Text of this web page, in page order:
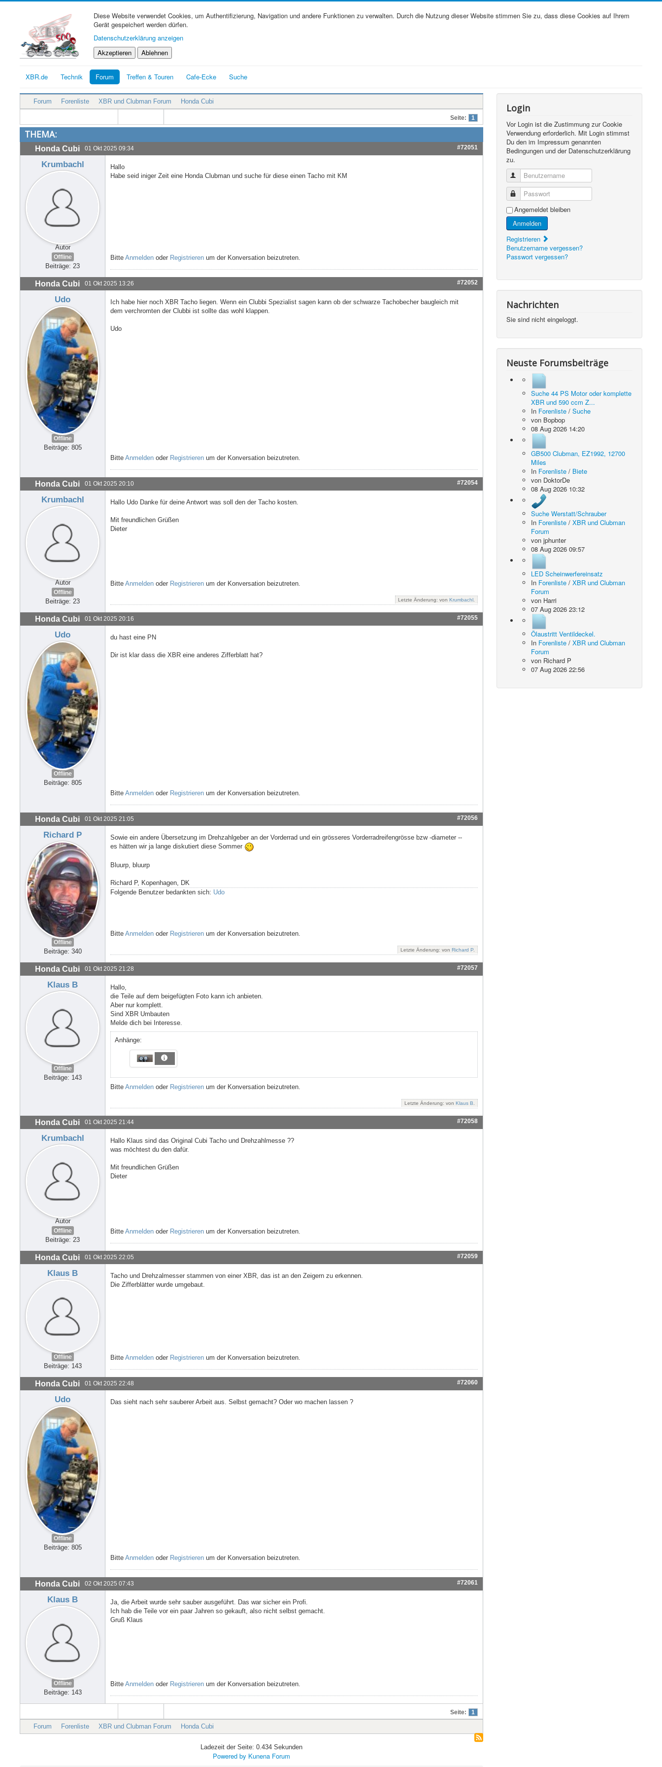
Diese Website verwendet Cookies, um Authentifizierung, Navigation und andere Funktionen zu verwalten. Durch die Nutzung dieser Website stimmen Sie zu, dass diese Cookies auf Ihrem
Gerät gespeichert werden dürfen.
Datenschutzerklärung anzeigen
Akzeptieren
Ablehnen
XBR.de Technik Forum Treffen & Touren Cafe-Ecke Suche
Forum Forenliste XBR und Clubman Forum Honda Cubi
Seite: 1
THEMA:
Honda Cubi 01 Okt 2025 09:34 #72051
Krumbachl
Autor
Offline
Beiträge: 23
Hallo
Habe seid iniger Zeit eine Honda Clubman und suche für diese einen Tacho mit KM
Bitte Anmelden oder Registrieren um der Konversation beizutreten.
Honda Cubi 01 Okt 2025 13:26 #72052
Udo
Offline
Beiträge: 805
Ich habe hier noch XBR Tacho liegen. Wenn ein Clubbi Spezialist sagen kann ob der schwarze Tachobecher baugleich mit
dem verchromten der Clubbi ist sollte das wohl klappen.
Udo
Bitte Anmelden oder Registrieren um der Konversation beizutreten.
Honda Cubi 01 Okt 2025 20:10 #72054
Krumbachl
Autor
Offline
Beiträge: 23
Hallo Udo Danke für deine Antwort was soll den der Tacho kosten.
Mit freundlichen Grüßen
Dieter
Bitte Anmelden oder Registrieren um der Konversation beizutreten.
Letzte Änderung: von Krumbachl
Honda Cubi 01 Okt 2025 20:16 #72055
Udo
Offline
Beiträge: 805
du hast eine PN
Dir ist klar dass die XBR eine anderes Zifferblatt hat?
Bitte Anmelden oder Registrieren um der Konversation beizutreten.
Honda Cubi 01 Okt 2025 21:05 #72056
Richard P
Offline
Beiträge: 340
Sowie ein andere Übersetzung im Drehzahlgeber an der Vorderrad und ein grösseres Vorderradreifengrösse bzw -diameter --
es hätten wir ja lange diskutiert diese Sommer
Bluurp, bluurp
Richard P, Kopenhagen, DK
Folgende Benutzer bedankten sich: Udo
Bitte Anmelden oder Registrieren um der Konversation beizutreten.
Letzte Änderung: von Richard P
Honda Cubi 01 Okt 2025 21:28 #72057
Klaus B
Offline
Beiträge: 143
Hallo,
die Teile auf dem beigefügten Foto kann ich anbieten.
Aber nur komplett.
Sind XBR Umbauten
Melde dich bei Interesse.
Anhänge:
Bitte Anmelden oder Registrieren um der Konversation beizutreten.
Letzte Änderung: von Klaus B
Honda Cubi 01 Okt 2025 21:44 #72058
Krumbachl
Autor
Offline
Beiträge: 23
Hallo Klaus sind das Original Cubi Tacho und Drehzahlmesse ??
was möchtest du den dafür.
Mit freundlichen Grüßen
Dieter
Bitte Anmelden oder Registrieren um der Konversation beizutreten.
Honda Cubi 01 Okt 2025 22:05 #72059
Klaus B
Offline
Beiträge: 143
Tacho und Drehzalmesser stammen von einer XBR, das ist an den Zeigern zu erkennen.
Die Zifferblätter wurde umgebaut.
Bitte Anmelden oder Registrieren um der Konversation beizutreten.
Honda Cubi 01 Okt 2025 22:48 #72060
Udo
Offline
Beiträge: 805
Das sieht nach sehr sauberer Arbeit aus. Selbst gemacht? Oder wo machen lassen ?
Bitte Anmelden oder Registrieren um der Konversation beizutreten.
Honda Cubi 02 Okt 2025 07:43 #72061
Klaus B
Offline
Beiträge: 143
Ja, die Arbeit wurde sehr sauber ausgeführt. Das war sicher ein Profi.
Ich hab die Teile vor ein paar Jahren so gekauft, also nicht selbst gemacht.
Gruß Klaus
Bitte Anmelden oder Registrieren um der Konversation beizutreten.
Seite: 1
Forum Forenliste XBR und Clubman Forum Honda Cubi
Ladezeit der Seite: 0.434 Sekunden
Powered by Kunena Forum
Login
Vor Login ist die Zustimmung zur Cookie
Verwendung erforderlich. Mit Login stimmst
Du den im Impressum genannten
Bedingungen und der Datenschutzerklärung
zu.
Benutzername
Passwort
Angemeldet bleiben
Anmelden
Registrieren
Benutzername vergessen?
Passwort vergessen?
Nachrichten
Sie sind nicht eingeloggt.
Neuste Forumsbeiträge
Suche 44 PS Motor oder komplette
XBR und 590 ccm Z...
In Forenliste /Suche
von Bopbop
08 Aug 2026 14:20
GB500 Clubman, EZ1992, 12700
Miles
In Forenliste / Biete
von DoktorDe
08 Aug 2026 10:32
Suche Werstatt/Schrauber
In Forenliste /XBR und Clubman
Forum
vonjphunter
08 Aug 2026 09:57
LED Scheinwerfereinsatz
In Forenliste /XBR und Clubman
Forum
von Harri
07 Aug 2026 23:12
Ölaustritt Ventildeckel.
In Forenliste /XBR und Clubman
Forum
von Richard P
07 Aug 2026 22:56